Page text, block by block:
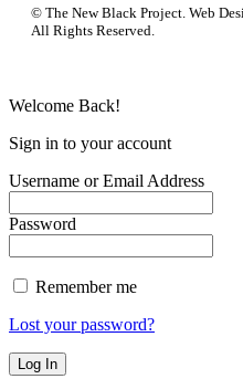
© The New Black Project. Web
All Rights Reserved.
Welcome Back!
Sign in to your account
Username or Email Address
Password
Remember me
Lost your password?